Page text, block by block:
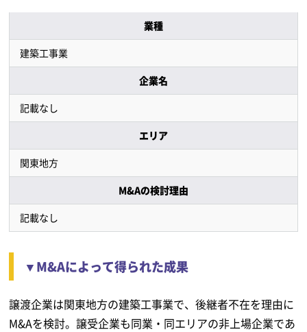
業種
建築工事業
企業名
記載なし
エリア
関東地方
M&Aの検討理由
記載なし
▼M&Aによって得られた成果
譲渡企業は関東地方の建築工事業で、後継者不在を理由に
M&Aを検討。譲受企業も同業・同エリアの非上場企業であ